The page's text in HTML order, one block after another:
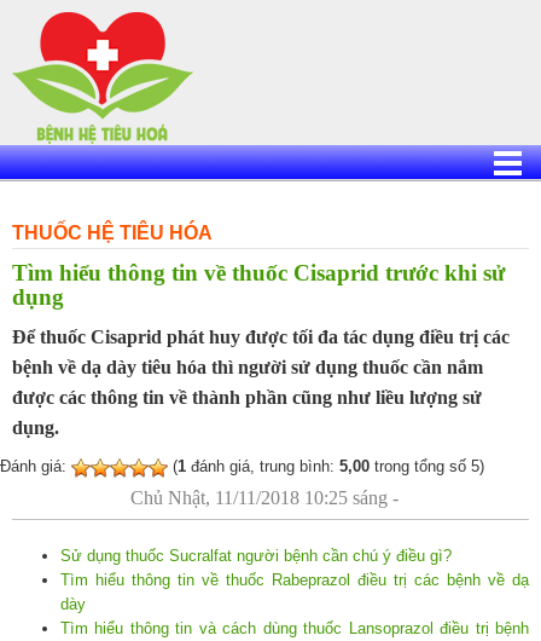
content
THUỐC HỆ TIÊU HÓA
Tìm hiểu thông tin về thuốc Cisaprid trước khi sử
dụng
Để thuốc Cisaprid phát huy được tối đa tác dụng điều trị các
bệnh về dạ dày tiêu hóa thì người sử dụng thuốc cần nắm
được các thông tin về thành phần cũng như liều lượng sử
dụng.
Đánh giá: (1 đánh giá, trung bình: 5,00 trong tổng số 5)
Chủ Nhật, 11/11/2018 10:25 sáng -
Sử dụng thuốc Sucralfat người bệnh cần chú ý điều gì?
Tìm hiểu thông tin về thuốc Rabeprazol điều trị các bệnh về dạ
dày
Tìm hiểu thông tin và cách dùng thuốc Lansoprazol điều trị bệnh